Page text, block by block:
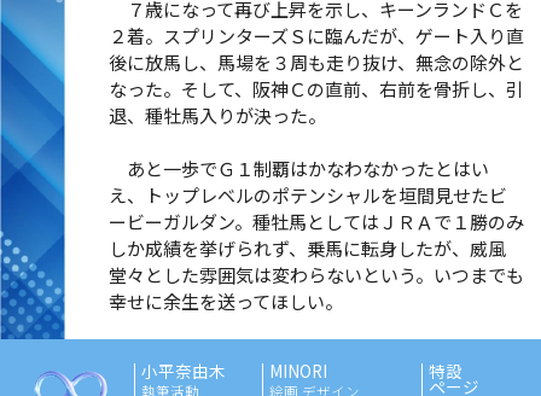
７歳になって再び上昇を示し、キーンランドＣを
２着。スプリンターズＳに臨んだが、ゲート入り直
後に放馬し、馬場を３周も走り抜け、無念の除外と
なった。そして、阪神Ｃの直前、右前を骨折し、引
退、種牡馬入りが決った。
あと一歩でＧ１制覇はかなわなかったとはい
え、トップレベルのポテンシャルを垣間見せたビ
ービーガルダン。種牡馬としてはＪＲＡで１勝のみ
しか成績を挙げられず、乗馬に転身したが、威風
堂々とした雰囲気は変わらないという。いつまでも
幸せに余生を送ってほしい。
小平奈由木
執筆活動
MINORI
絵画 デザイン
特設
ページ